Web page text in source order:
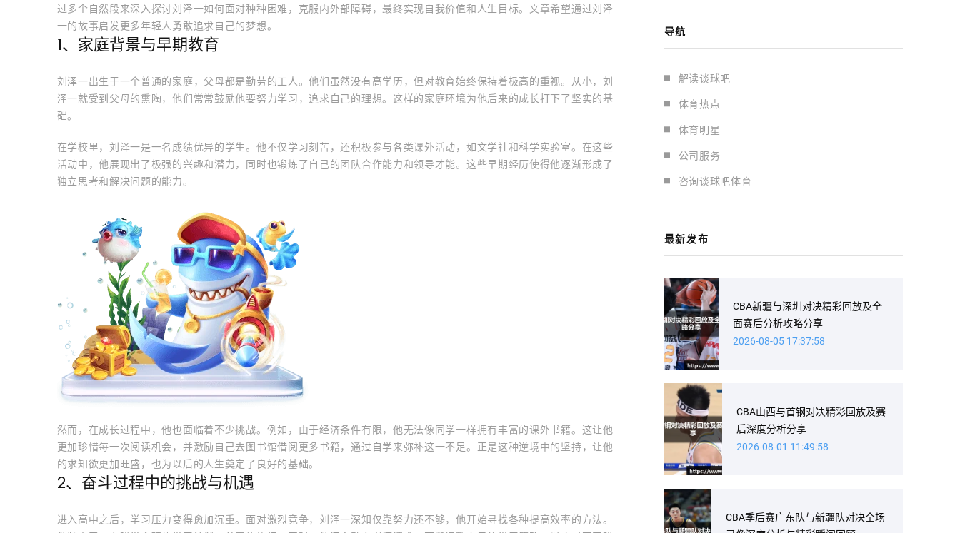
过多个自然段来深入探讨刘泽一如何面对种种困难，克服内外部障碍，最终实现自我价值和人生目标。文章希望通过刘泽
一的故事启发更多年轻人勇敢追求自己的梦想。
1、家庭背景与早期教育
刘泽一出生于一个普通的家庭，父母都是勤劳的工人。他们虽然没有高学历，但对教育始终保持着极高的重视。从小，刘
泽一就受到父母的熏陶，他们常常鼓励他要努力学习，追求自己的理想。这样的家庭环境为他后来的成长打下了坚实的基
础。
在学校里，刘泽一是一名成绩优异的学生。他不仅学习刻苦，还积极参与各类课外活动，如文学社和科学实验室。在这些
活动中，他展现出了极强的兴趣和潜力，同时也锻炼了自己的团队合作能力和领导才能。这些早期经历使得他逐渐形成了
独立思考和解决问题的能力。
然而，在成长过程中，他也面临着不少挑战。例如，由于经济条件有限，他无法像同学一样拥有丰富的课外书籍。这让他
更加珍惜每一次阅读机会，并激励自己去图书馆借阅更多书籍，通过自学来弥补这一不足。正是这种逆境中的坚持，让他
的求知欲更加旺盛，也为以后的人生奠定了良好的基础。
2、奋斗过程中的挑战与机遇
进入高中之后，学习压力变得愈加沉重。面对激烈竞争，刘泽一深知仅靠努力还不够，他开始寻找各种提高效率的方法。
导航
解读谈球吧
体育热点
体育明星
公司服务
咨询谈球吧体育
最新发布
CBA新疆与深圳对决精彩回放及全
面赛后分析攻略分享
2026-08-05 17:37:58
CBA山西与首钢对决精彩回放及赛
后深度分析分享
2026-08-01 11:49:58
CBA季后赛广东队与新疆队对决全场